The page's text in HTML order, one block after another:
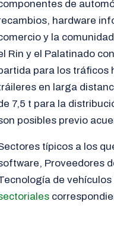
de
hardware
y la
Rin y el Palatinado
para los tráficos
en larga
7,5 t para la
posibles previo
típicos a los
Proveedores
de